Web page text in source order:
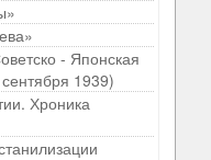
- Японская
1939)
Хроника